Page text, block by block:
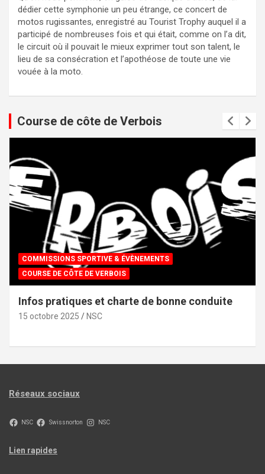
dédier cette symphonie un peu étrange, ce concert de
motos rugissantes, enregistré au Tourist Trophy auquel il a
participé de nombreuses fois et qui était, comme on l’a dit,
le circuit où il pouvait le mieux exprimer tout son talent, le
lieu de sa consécration et l’apothéose de toute une vie
vouée à la moto.
Course de côte de Verbois
COMMISSIONS SPORTIVE & ÉVÈNEMENTS
COURSE DE CÔTE DE VERBOIS
Infos pratiques et charte de bonne conduite
15 octobre 2025 NSC
Réseaux sociaux
NSC Swissnorton NSC
Lien rapides